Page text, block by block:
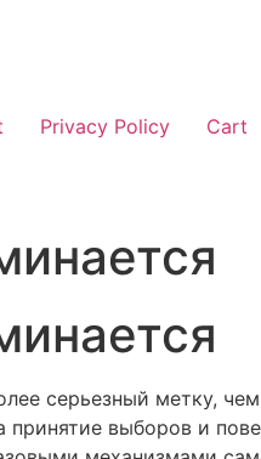
Privacy Policy Cart
серьезный метку,
выборов и